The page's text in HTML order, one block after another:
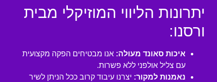
יתרונות הליווי המוזיקלי מבית
ורסנו:
איכות סאונד מעולה: אנו מבטיחים הפקה מקצועית
עם צליל אולפני ללא פשרות.
נאמנות למקור: יצרנו עיבוד קרוב ככל הניתן לשיר